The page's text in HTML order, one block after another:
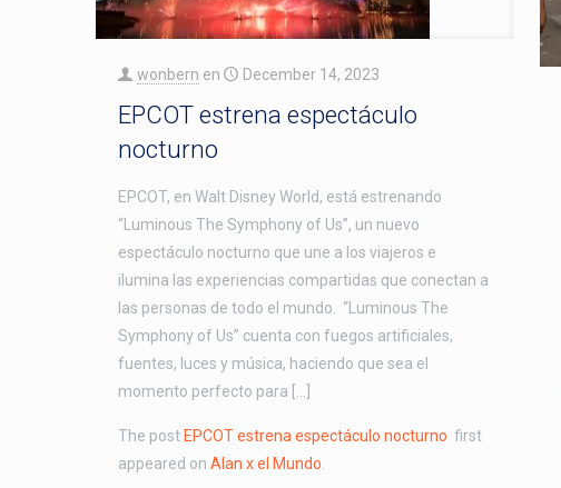
wonbern en December 14, 2023
EPCOT estrena espectáculo
nocturno
EPCOT, en Walt Disney World, está estrenando
“Luminous The Symphony of Us”, un nuevo
espectáculo nocturno que une a los viajeros e
ilumina las experiencias compartidas que conectan a
las personas de todo el mundo. “Luminous The
Symphony of Us” cuenta con fuegos artificiales,
fuentes, luces y música, haciendo que sea el
momento perfecto para […]
The post EPCOT estrena espectáculo nocturno first
appeared on Alan x el Mundo